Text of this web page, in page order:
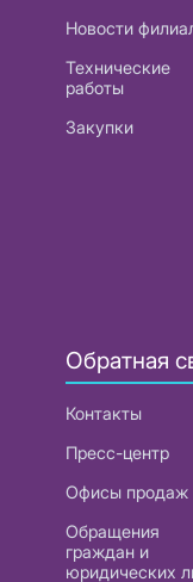
Новости
Технические
работы
Закупки
Обратная
Контакты
Пресс-центр
Офисы продаж
Обращения
граждан и
юридических